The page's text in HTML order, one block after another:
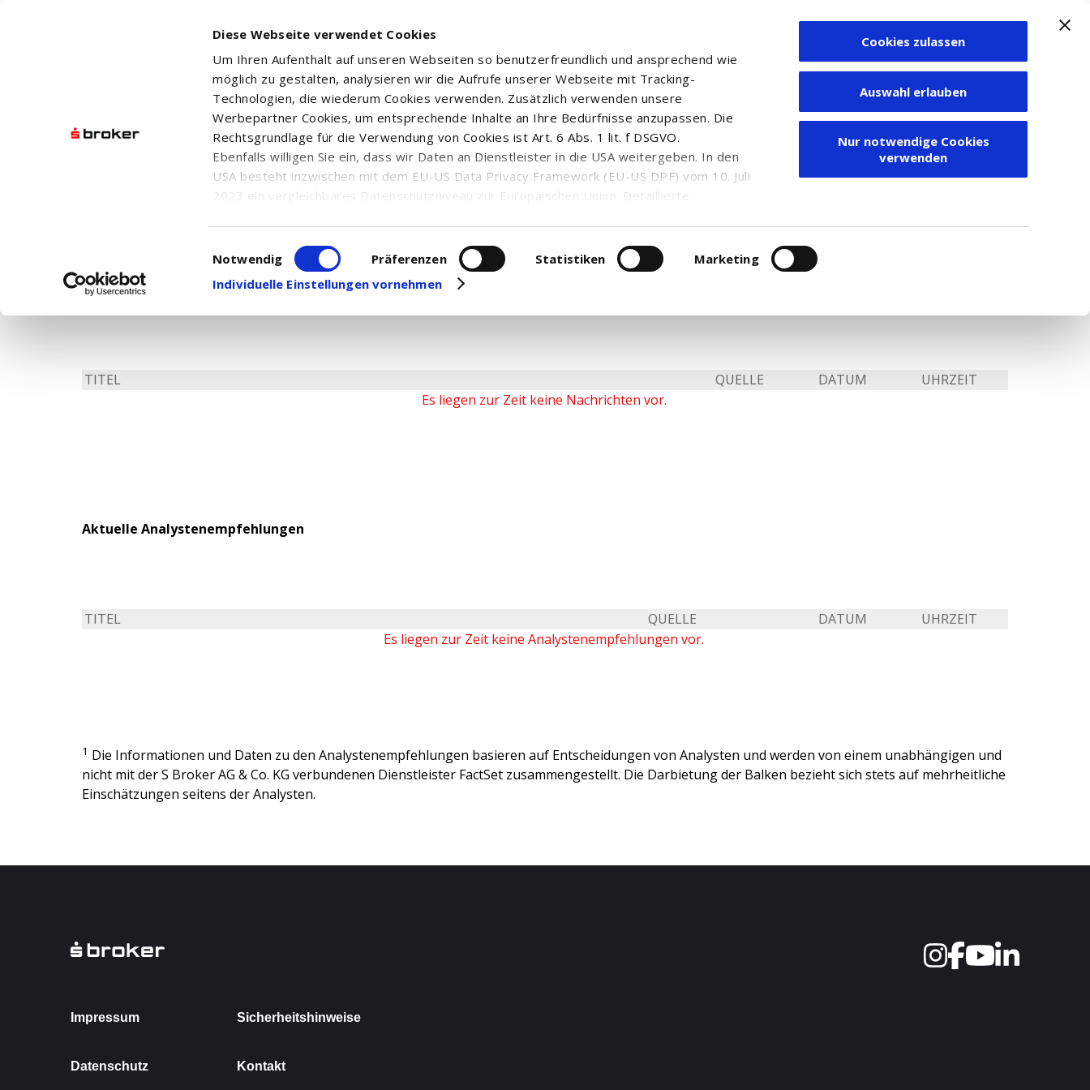
Diese Webseite verwendet Cookies
Um Ihren Aufenthalt auf unseren Webseiten so benutzerfreundlich und ansprechend wie
möglich zu gestalten, analysieren wir die Aufrufe unserer Webseite mit Tracking-
Technologien, die wiederum Cookies verwenden. Zusätzlich verwenden unsere
Werbepartner Cookies, um entsprechende Inhalte an Ihre Bedürfnisse anzupassen. Die
Rechtsgrundlage für die Verwendung von Cookies ist Art. 6 Abs. 1 lit. f DSGVO.
Ebenfalls willigen Sie ein, dass wir Daten an Dienstleister in die USA weitergeben. In den
USA besteht inzwischen mit dem EU-US Data Privacy Framework (EU-US DPF) vom 10. Juli
2023 ein vergleichbares Datenschutzniveau zur Europäischen Union. Detaillierte
in den USA, finden Sie auf unserer Seite zumDatenschutz. Dort können Sie Ihre
Einwilligung auch jederzeit widerrufen oder anpassen.
Einwilligungsauswahl
Notwendig Präferenzen Statistiken
Marketing
Individuelle Einstellungen vornehmen
Cookies zulassen
Auswahl erlauben
Nur notwendige Cookies
verwenden
Zum Depot
DJE - MULTI ASSET & TRENDS - PA EUR DIS
Hier finden Sie chronologisch geordnet alle Nachrichten und Ad hoc-Meldungen zum gewählten Wertpapier. Für weitere Recherchen empfehlen wir
Ihnen dieNachrichtensuche.
TITEL QUELLE DATUM
UHRZEIT
Es liegen zur Zeit keine Nachrichten vor.
Aktuelle Analystenempfehlungen
TITEL QUELLE DATUM
UHRZEIT
Es liegen zur Zeit keine Analystenempfehlungen vor.
1 Die Informationen und Daten zu den Analystenempfehlungen basieren auf Entscheidungen von Analysten und werden von einem unabhängigen und
nicht mit derS Broker AG & Co. KG verbundenen Dienstleister FactSet zusammengestellt. Die Darbietung der Balken bezieht sich stets auf mehrheitliche
Einschätzungen seitens der Analysten.